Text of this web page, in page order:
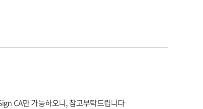
CA만 가능하오니, 참고부탁드립니다